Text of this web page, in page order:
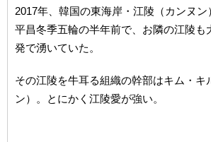
2017年、韓国の東海岸・江陵（カンヌン
平昌冬季五輪の半年前で、お隣の江陵も
発で湧いていた。
その江陵を牛耳る組織の幹部はキム・キ
ン）。とにかく江陵愛が強い。